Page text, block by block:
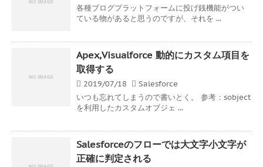
各種ブログプラットフォームに投げ銭機能がつい
ている物があると思うのですが、それを ...
Apex,Visualforce 動的にカスタム項目を
取得する
2019/07/18
Salesforce
いつも忘れてしまうので書いとく。 参考：sobject
を利用したカスタムオブジェ ...
Salesforceのフローでは大文字小文字が
正確に判定される